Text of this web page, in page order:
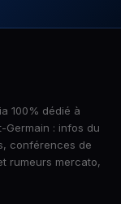
100% dédié à
Germain : infos du
conférences de
rumeurs mercato,